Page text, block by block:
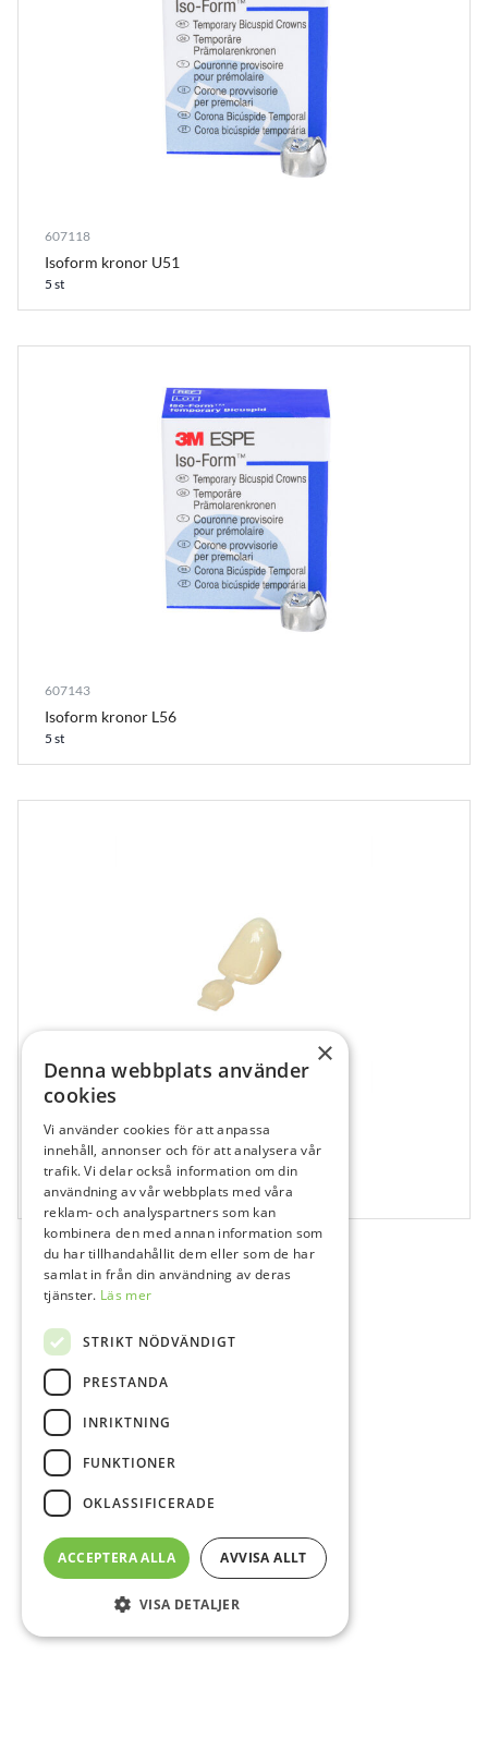
607118
Isoform kronor U51
5 st
607143
Isoform kronor L56
5 st
607032
3M ION kronor P-39
5 st
×
Denna webbplats använder
cookies
Vi använder cookies för att anpassa
innehåll, annonser och för att analysera vår
trafik. Vi delar också information om din
användning av vår webbplats med våra
reklam- och analyspartners som kan
kombinera den med annan information som
du har tillhandahållit dem eller som de har
samlat in från din användning av deras
tjänster. Läs mer
STRIKT NÖDVÄNDIGT
PRESTANDA
INRIKTNING
FUNKTIONER
OKLASSIFICERADE
ACCEPTERA ALLA AVVISA ALLT
VISA DETALJER